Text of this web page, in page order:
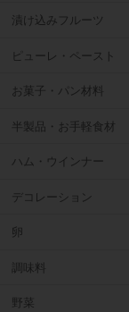
漬け込みフルーツ
ピューレ・ペースト
お菓子・パン材料
半製品・お手軽食材
ハム・ウインナー
デコレーション
卵
調味料
野菜